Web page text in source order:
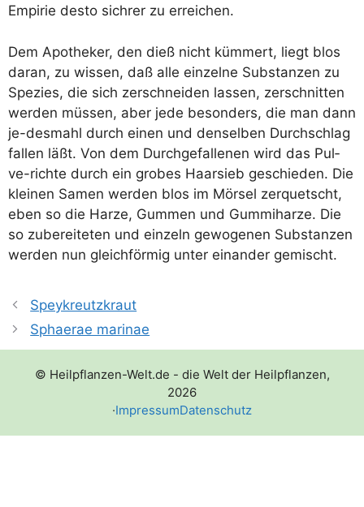
Empi­rie des­to sich­rer zu erreichen.
Dem Apo­the­ker, den dieß nicht küm­mert, liegt blos
dar­an, zu wis­sen, daß alle ein­zel­ne Sub­stan­zen zu
Spe­zi­es, die sich zer­schnei­den las­sen, zer­schnit­ten
wer­den müs­sen, aber jede beson­ders, die man dann
je-des­mahl durch einen und den­sel­ben Durch­schlag
fal­len läßt. Von dem Durch­ge­fal­le­nen wird das Pul­
ve-rich­te durch ein gro­bes Haar­sieb geschie­den. Die
klei­nen Samen wer­den blos im Mör­sel zer­quetscht,
eben so die Har­ze, Gum­men und Gum­mi­har­ze. Die
so zube­rei­te­ten und ein­zeln gewo­ge­nen Sub­stan­zen
wer­den nun gleich­för­mig unter ein­an­der gemischt.
Speykreutzkraut
Sphaerae marinae
© Heilpflanzen-Welt.de - die Welt der Heilpflanzen,
2026
·ImpressumDatenschutz